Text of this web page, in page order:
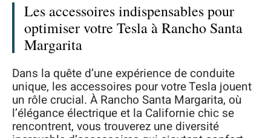
Les accessoires indispensables pour
optimiser votre Tesla à Rancho Santa
Margarita
Dans la quête d’une expérience de conduite
unique, les accessoires pour votre Tesla jouent
un rôle crucial. À Rancho Santa Margarita, où
l’élégance électrique et la Californie chic se
rencontrent, vous trouverez une diversité